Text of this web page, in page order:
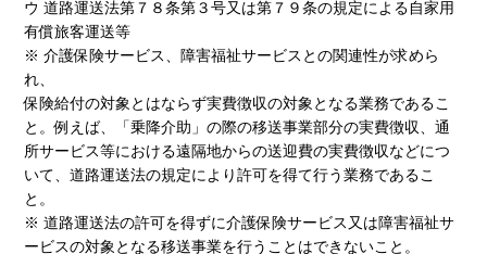
ウ 道路運送法第７８条第３号又は第７９条の規定による自家用
有償旅客運送等
※ 介護保険サービス、障害福祉サービスとの関連性が求めら
れ、
保険給付の対象とはならず実費徴収の対象となる業務であるこ
と。例えば、「乗降介助」の際の移送事業部分の実費徴収、通
所サービス等における遠隔地からの送迎費の実費徴収などにつ
いて、道路運送法の規定により許可を得て行う業務であるこ
と。
※ 道路運送法の許可を得ずに介護保険サービス又は障害福祉サ
ービスの対象となる移送事業を行うことはできないこと。